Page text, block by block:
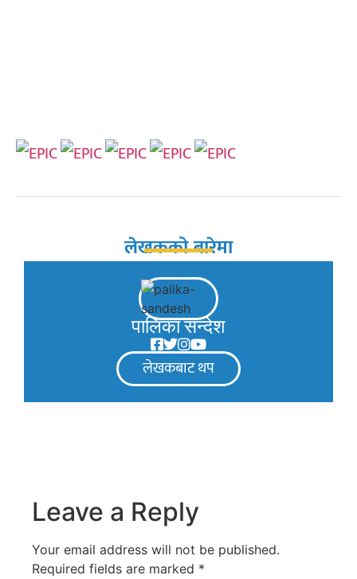
लेखकको बारेमा
पालिका सन्देश
लेखकबाट थप
Leave a Reply
Your email address will not be published.
Required fields are marked *